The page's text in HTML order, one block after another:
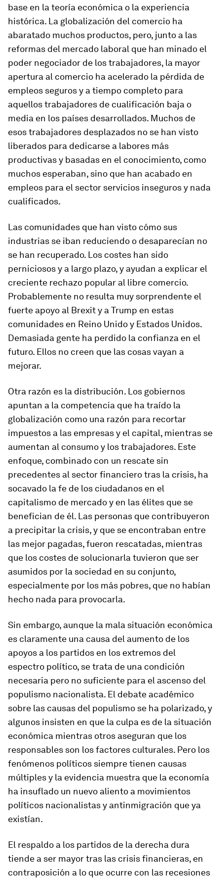
base en la teoría económica o la experiencia
histórica. La globalización del comercio ha
abaratado muchos productos, pero, junto a las
reformas del mercado laboral que han minado el
poder negociador de los trabajadores, la mayor
apertura al comercio ha acelerado la pérdida de
empleos seguros y a tiempo completo para
aquellos trabajadores de cualificación baja o
media en los países desarrollados. Muchos de
esos trabajadores desplazados no se han visto
liberados para dedicarse a labores más
productivas y basadas en el conocimiento, como
muchos esperaban, sino que han acabado en
empleos para el sector servicios inseguros y nada
cualificados.
Las comunidades que han visto cómo sus
industrias se iban reduciendo o desaparecían no
se han recuperado. Los costes han sido
perniciosos y a largo plazo, y ayudan a explicar el
creciente rechazo popular al libre comercio.
Probablemente no resulta muy sorprendente el
fuerte apoyo al Brexit y a Trump en estas
comunidades en Reino Unido y Estados Unidos.
Demasiada gente ha perdido la confianza en el
futuro. Ellos no creen que las cosas vayan a
mejorar.
Otra razón es la distribución. Los gobiernos
apuntan a la competencia que ha traído la
globalización como una razón para recortar
impuestos a las empresas y el capital, mientras se
aumentan al consumo y los trabajadores. Este
enfoque, combinado con un rescate sin
precedentes al sector financiero tras la crisis, ha
socavado la fe de los ciudadanos en el
capitalismo de mercado y en las élites que se
benefician de él. Las personas que contribuyeron
a precipitar la crisis, y que se encontraban entre
las mejor pagadas, fueron rescatadas, mientras
que los costes de solucionarla tuvieron que ser
asumidos por la sociedad en su conjunto,
especialmente por los más pobres, que no habían
hecho nada para provocarla.
Sin embargo, aunque la mala situación económica
es claramente una causa del aumento de los
apoyos a los partidos en los extremos del
espectro político, se trata de una condición
necesaria pero no suficiente para el ascenso del
populismo nacionalista. El debate académico
sobre las causas del populismo se ha polarizado, y
algunos insisten en que la culpa es de la situación
económica mientras otros aseguran que los
responsables son los factores culturales. Pero los
fenómenos políticos siempre tienen causas
múltiples y la evidencia muestra que la economía
ha insuflado un nuevo aliento a movimientos
políticos nacionalistas y antinmigración que ya
existían.
El respaldo a los partidos de la derecha dura
tiende a ser mayor tras las crisis financieras, en
contraposición a lo que ocurre con las recesiones